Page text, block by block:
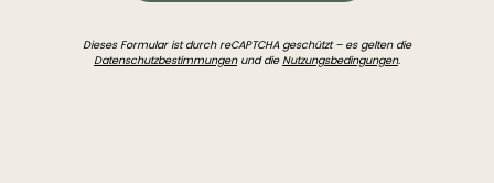
Dieses Formular ist durch reCAPTCHA geschützt – es gelten die
Datenschutzbestimmungenund dieNutzungsbedingungen.